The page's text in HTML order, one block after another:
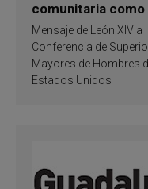
comunitaria
de inspiración y
santificación
Mensaje de León XIV a
Conferencia de
Mayores de Hombres
Estados Unidos